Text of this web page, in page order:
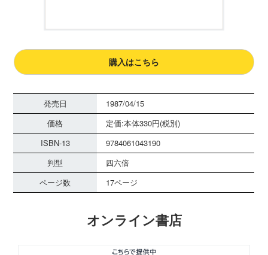
購入はこちら
発売日
1987/04/15
価格
定価:本体330円(税別)
ISBN-13
9784061043190
判型
四六倍
ページ数
17ページ
オンライン書店